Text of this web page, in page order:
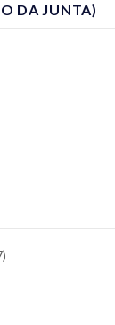
DA JUNTA)